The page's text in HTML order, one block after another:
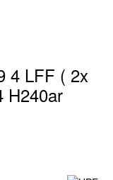
4 LFF ( 2x
H240ar